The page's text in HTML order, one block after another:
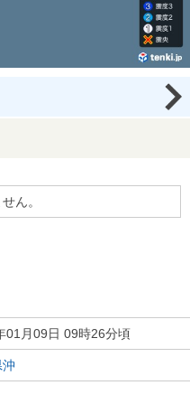
ん。
01月09日 09時26分頃